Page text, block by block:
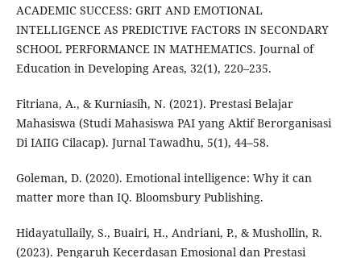
ACADEMIC SUCCESS: GRIT AND EMOTIONAL
INTELLIGENCE AS PREDICTIVE FACTORS IN SECONDARY
SCHOOL PERFORMANCE IN MATHEMATICS. Journal of
Education in Developing Areas, 32(1), 220–235.
Fitriana, A., & Kurniasih, N. (2021). Prestasi Belajar
Mahasiswa (Studi Mahasiswa PAI yang Aktif Berorganisasi
Di IAIIG Cilacap). Jurnal Tawadhu, 5(1), 44–58.
Goleman, D. (2020). Emotional intelligence: Why it can
matter more than IQ. Bloomsbury Publishing.
Hidayatullaily, S., Buairi, H., Andriani, P., & Mushollin, R.
(2023). Pengaruh Kecerdasan Emosional dan Prestasi